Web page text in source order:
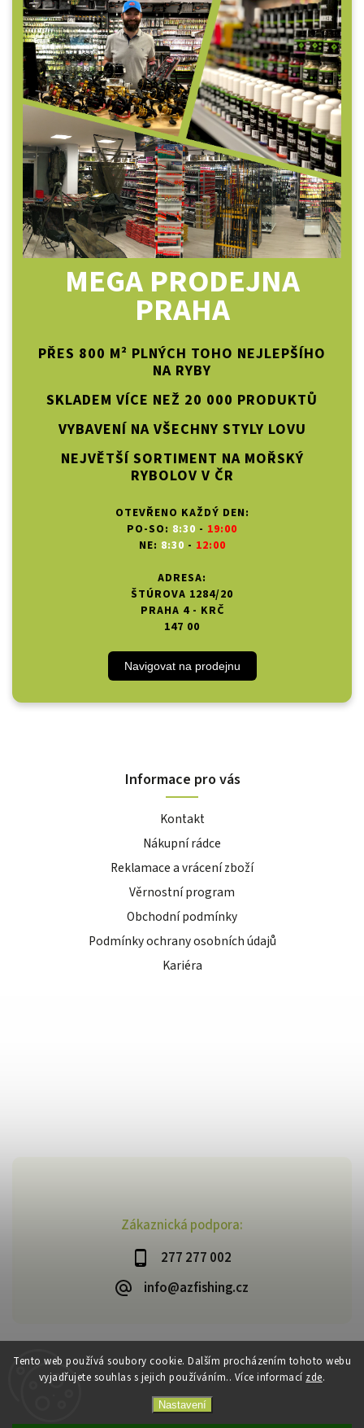
Tento web používá soubory cookie. Dalším procházením tohoto webu
vyjadřujete souhlas s jejich používáním.. Více informací zde.
Nastavení
Zákaznická podpora:
277 277 002
info@azfishing.cz
MEGA PRODEJNA
PRAHA
PŘES 800 M² PLNÝCH TOHO NEJLEPŠÍHO
NA RYBY
SKLADEM VÍCE NEŽ 20 000 PRODUKTŮ
VYBAVENÍ NA VŠECHNY STYLY LOVU
NEJVĚTŠÍ SORTIMENT NA MOŘSKÝ
RYBOLOV V ČR
OTEVŘENO KAŽDÝ DEN:
PO-SO: 8:30 - 19:00
NE: 8:30 - 12:00
ADRESA:
ŠTÚROVA 1284/20
PRAHA 4 - KRČ
147 00
Navigovat na prodejnu
Informace pro vás
Kontakt
Nákupní rádce
Reklamace a vrácení zboží
Věrnostní program
Obchodní podmínky
Podmínky ochrany osobních údajů
Kariéra
Copyright 2026AzFishing.cz. Všechna práva vyhrazena.
VytvořilShoptet| Design